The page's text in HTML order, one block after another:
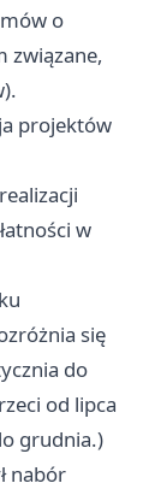
o
związane,
projektów
w
się
do
od lipca
grudnia.)
nabór